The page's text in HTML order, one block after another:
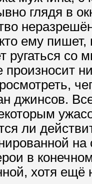
глядя в
ему
ругаться со
произносит
джинсов.
ли
в
хотя ещё